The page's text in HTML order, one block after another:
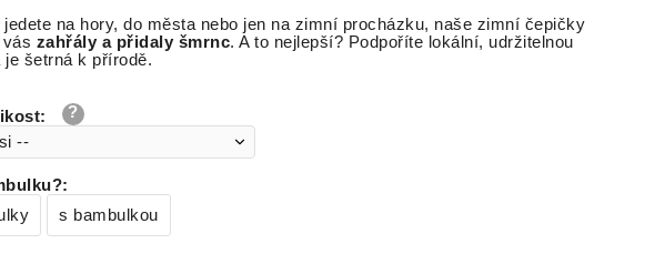
na hory, do města nebo jen na zimní procházku, naše zimní čepičky
zahřály a přidaly šmrnc. A to nejlepší? Podpoříte lokální, udržitelnou
je šetrná k přírodě.
:
:
s bambulkou